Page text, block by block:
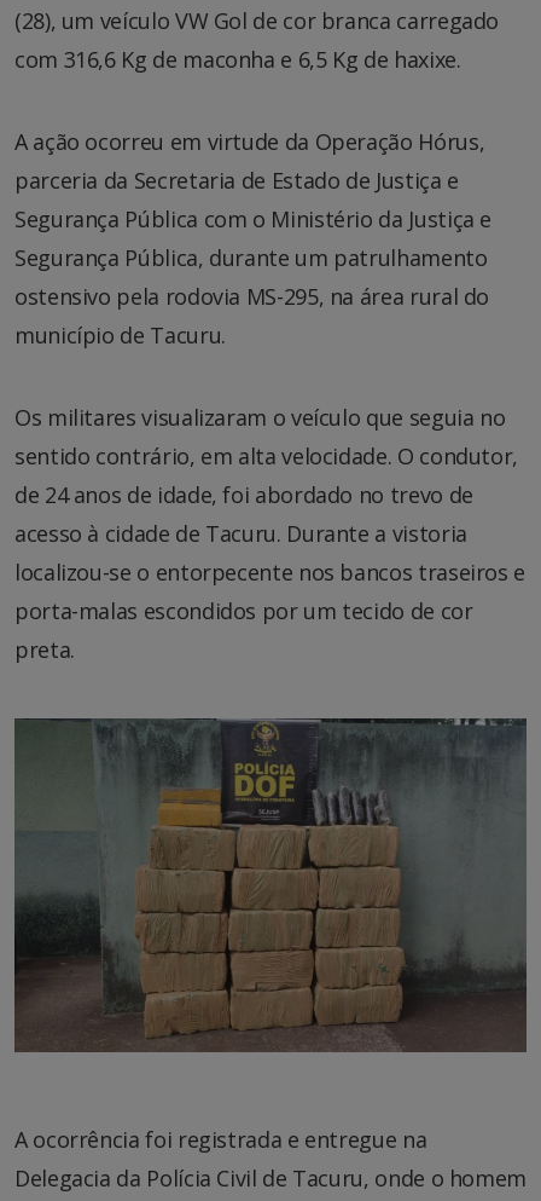
(28), um veículo VW Gol de cor branca carregado
com 316,6 Kg de maconha e 6,5 Kg de haxixe.
A ação ocorreu em virtude da Operação Hórus,
parceria da Secretaria de Estado de Justiça e
Segurança Pública com o Ministério da Justiça e
Segurança Pública, durante um patrulhamento
ostensivo pela rodovia MS-295, na área rural do
município de Tacuru.
Os militares visualizaram o veículo que seguia no
sentido contrário, em alta velocidade. O condutor,
de 24 anos de idade, foi abordado no trevo de
acesso à cidade de Tacuru. Durante a vistoria
localizou-se o entorpecente nos bancos traseiros e
porta-malas escondidos por um tecido de cor
preta.
A ocorrência foi registrada e entregue na
Delegacia da Polícia Civil de Tacuru, onde o homem